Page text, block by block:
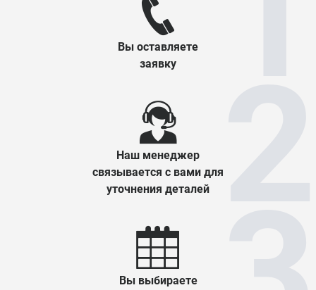
Вы оставляете
заявку
Наш менеджер
связывается с вами для
уточнения деталей
Вы выбираете